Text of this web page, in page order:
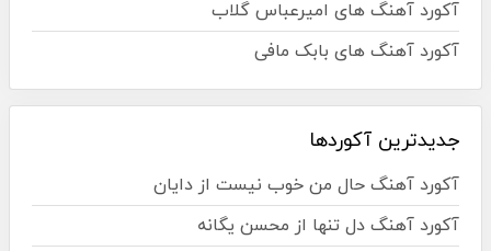
آکورد آهنگ های امیرعباس گلاب
آکورد آهنگ های بابک مافی
جدیدترین آکوردها
آکورد آهنگ حال من خوب نیست از دایان
آکورد آهنگ دل تنها از محسن یگانه